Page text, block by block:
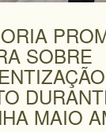
SOBRE
MAIO